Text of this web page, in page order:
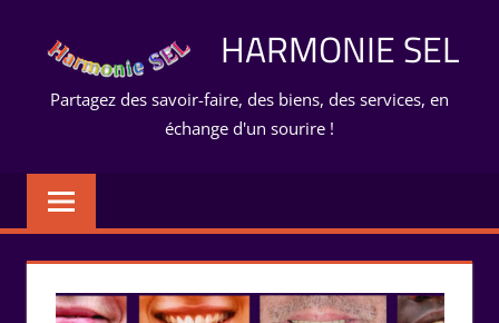
HARMONIE SEL
Partagez des savoir-faire, des biens, des services, en
échange d'un sourire !